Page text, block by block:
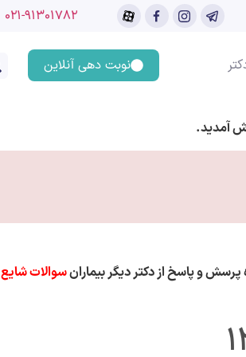
۰۲۱-91301782
نوبت دهی آنلاین
آمدید.
و پاسخ از دکتر دیگر بیمارانسوالات شایع